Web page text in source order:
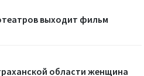
выходит фильм
области женщина